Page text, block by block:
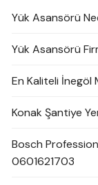
Yük Asansörü
Yük Asansörü
En Kaliteli İnegöl
Konak Şantiye
Bosch
0601621703